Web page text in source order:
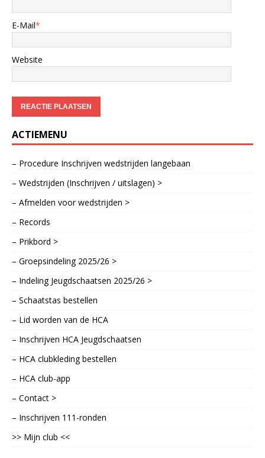
E-Mail*
Website
ACTIEMENU
– Procedure Inschrijven wedstrijden langebaan
– Wedstrijden (Inschrijven / uitslagen) >
– Afmelden voor wedstrijden >
– Records
– Prikbord >
– Groepsindeling 2025/26 >
– Indeling Jeugdschaatsen 2025/26 >
– Schaatstas bestellen
– Lid worden van de HCA
– Inschrijven HCA Jeugdschaatsen
– HCA clubkleding bestellen
– HCA club-app
– Contact >
– Inschrijven 111-ronden
>> Mijn club <<